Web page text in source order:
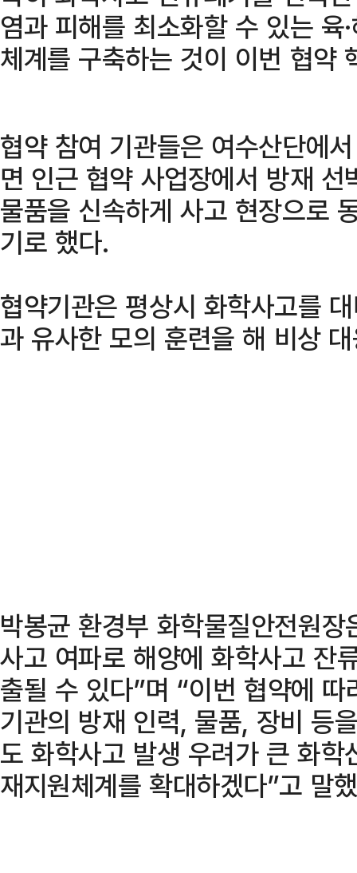
염과 피해를 최소화할 수 있는 육
체계를 구축하는 것이 이번 협약
협약 참여 기관들은 여수산단에
면 인근 협약 사업장에서 방재
물품을 신속하게 사고 현장으로
기로 했다.
협약기관은 평상시 화학사고를
과 유사한 모의 훈련을 해 비상
박봉균 환경부 화학물질안전원
사고 여파로 해양에 화학사고 잔
출될 수 있다”며 “이번 협약에
기관의 방재 인력, 물품, 장비 등
도 화학사고 발생 우려가 큰 화
재지원체계를 확대하겠다”고 말